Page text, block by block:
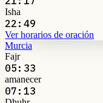
Isha
22:49
Ver horarios de oración
Murcia
Fajr
05:33
amanecer
07:13